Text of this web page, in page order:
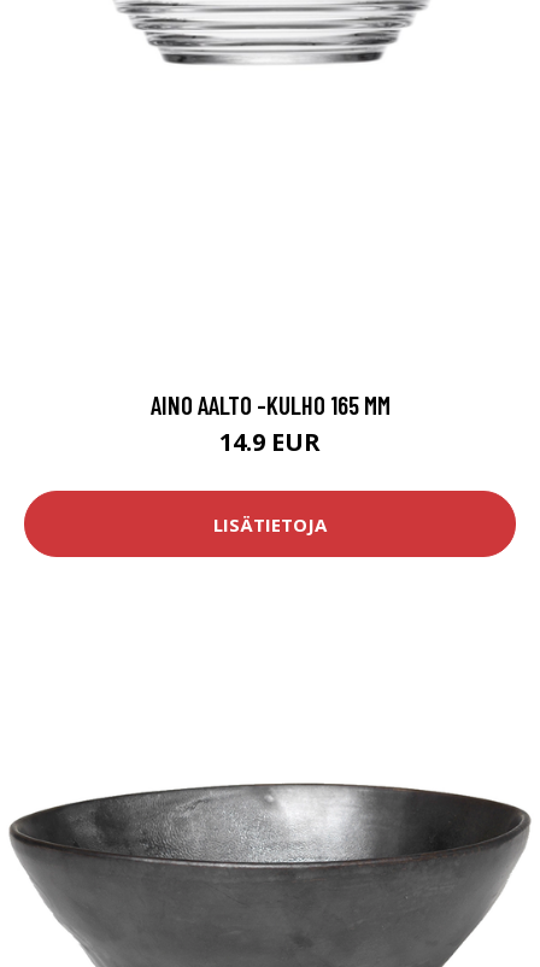
AINO AALTO -KULHO 165 MM
14.9 EUR
LISÄTIETOJA